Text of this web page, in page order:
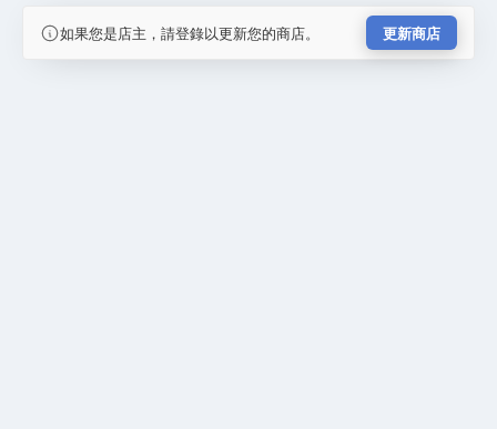
如果您是店主，請登錄以更新您的商店。 更新商店